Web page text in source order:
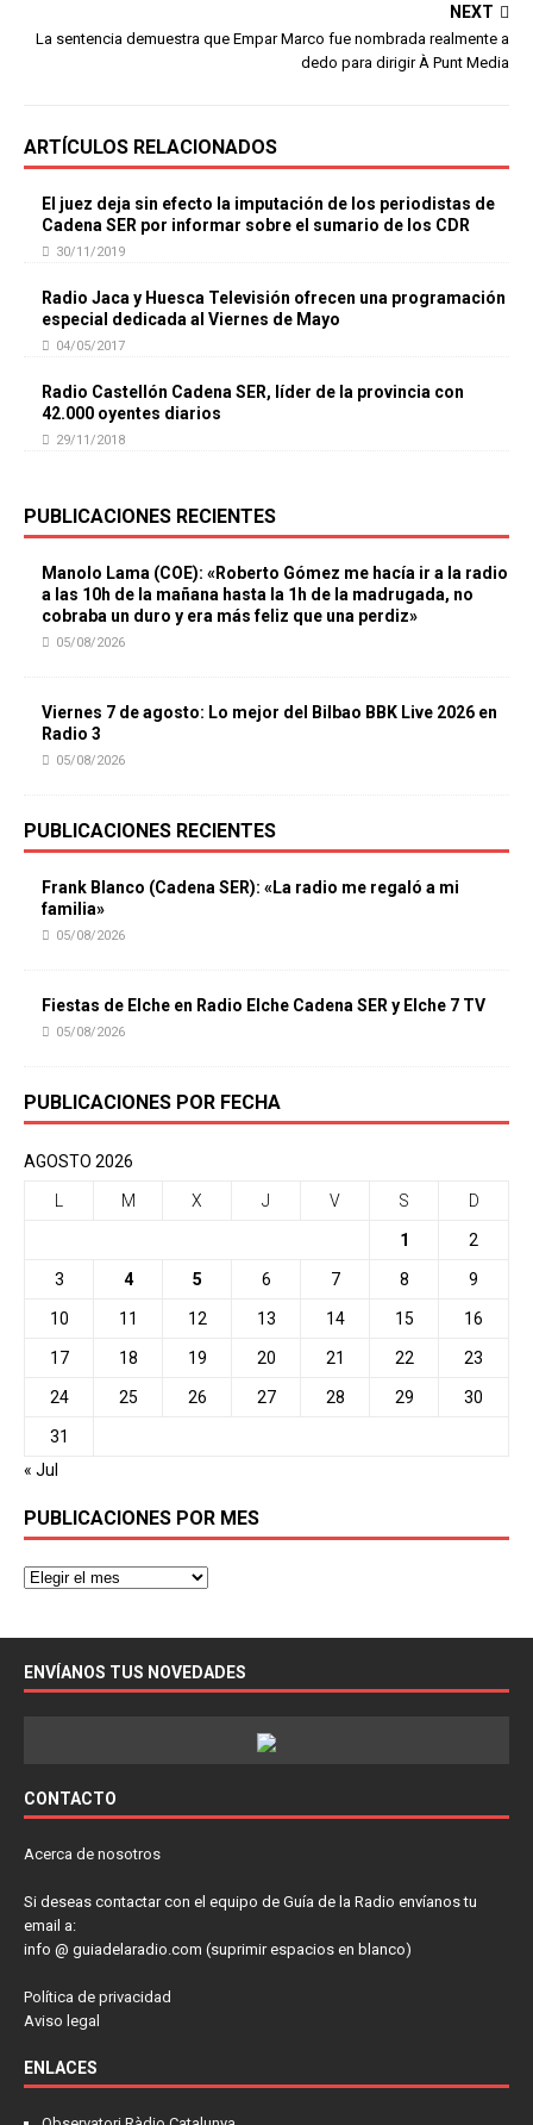
NEXT
La sentencia demuestra que Empar Marco fue nombrada realmente a
dedo para dirigir À Punt Media
ARTÍCULOS RELACIONADOS
El juez deja sin efecto la imputación de los periodistas de
Cadena SER por informar sobre el sumario de los CDR
30/11/2019
Radio Jaca y Huesca Televisión ofrecen una programación
especial dedicada al Viernes de Mayo
04/05/2017
Radio Castellón Cadena SER, líder de la provincia con
42.000 oyentes diarios
29/11/2018
PUBLICACIONES RECIENTES
Manolo Lama (COE): «Roberto Gómez me hacía ir a la radio
a las 10h de la mañana hasta la 1h de la madrugada, no
cobraba un duro y era más feliz que una perdiz»
05/08/2026
Viernes 7 de agosto: Lo mejor del Bilbao BBK Live 2026 en
Radio 3
05/08/2026
PUBLICACIONES RECIENTES
Frank Blanco (Cadena SER): «La radio me regaló a mi
familia»
05/08/2026
Fiestas de Elche en Radio Elche Cadena SER y Elche 7 TV
05/08/2026
PUBLICACIONES POR FECHA
AGOSTO 2026
M X J V S D
1 2
3 4 5 6 7 8 9
10 11 12 13 14 15 16
17 18 19 20 21 22 23
24 25 26 27 28 29 30
31
« Jul
PUBLICACIONES POR MES
ENVÍANOS TUS NOVEDADES
CONTACTO
Acerca de nosotros
Si deseas contactar con el equipo de Guía de la Radio envíanos tu
email a:
info @ guiadelaradio.com (suprimir espacios en blanco)
Política de privacidad
Aviso legal
ENLACES